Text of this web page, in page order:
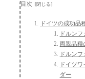
目次
ドイツの成功品
ドルン
両親品種
ドルン
ドイツ
ダー